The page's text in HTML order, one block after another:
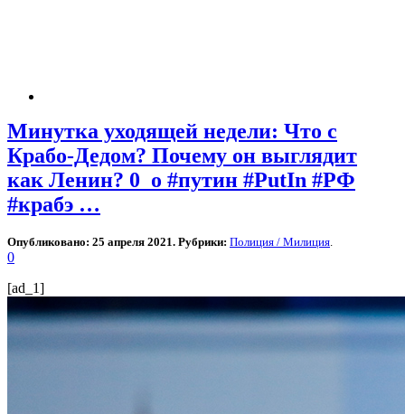
Минутка уходящей недели: Что с
Крабо-Дедом? Почему он выглядит
как Ленин? 0_о #путин #PutIn #РФ
#крабэ …
Опубликовано: 25 апреля 2021. Рубрики: Полиция / Милиция
0
[ad_1]